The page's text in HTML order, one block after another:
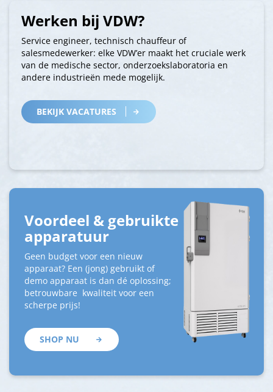
Werken bij VDW?
Service engineer, technisch chauffeur of
salesmedewerker: elke VDW’er maakt het cruciale werk
van de medische sector, onderzoekslaboratoria en
andere industrieën mede mogelijk.
BEKIJK VACATURES
Voordeel & gebruikte
apparatuur
Geen budget voor een nieuw
apparaat? Een (jong) gebruikt of
demo apparaat is dan dé oplossing;
betrouwbare kwaliteit voor een
scherpe prijs!
SHOP NU